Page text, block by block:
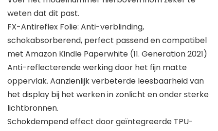
weten dat dit past.
FX-Antireflex Folie: Anti-verblinding,
schokabsorberend, perfect passend en compatibel
met Amazon Kindle Paperwhite (11. Generation 2021)
Anti-reflecterende werking door het fijn matte
oppervlak. Aanzienlijk verbeterde leesbaarheid van
het display bij het werken in zonlicht en onder sterke
lichtbronnen.
Schokdempend effect door geïntegreerde TPU-